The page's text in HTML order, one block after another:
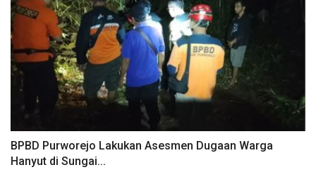
BPBD Purworejo Lakukan Asesmen Dugaan Warga
Hanyut di Sungai...